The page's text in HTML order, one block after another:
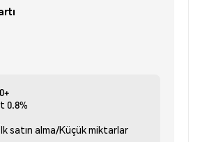
0.8%
satın alma/Küçük miktarlar